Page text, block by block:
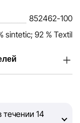
852462-100
sintetic; 92 % Textil
над тем,
и
течении 14